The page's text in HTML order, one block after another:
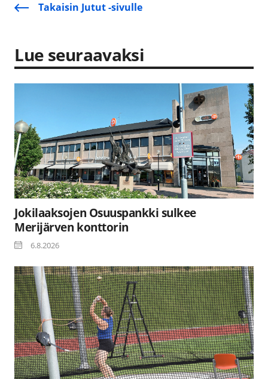
Takaisin Jutut -sivulle
Lue seuraavaksi
Jokilaaksojen Osuuspankki sulkee
Merijärven konttorin
6.8.2026